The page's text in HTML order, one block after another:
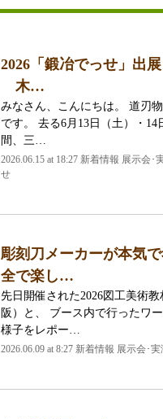
2026「鍛冶でっせ」出
木…
みなさん、こんにちは。 道刃
です。 去る6月13日（土）・14
間、三…
2026.06.15 at 18:27 新着情報 展示会･
せ
彫刻刀メーカーが本気
全で楽し…
先日開催された2026図工美術
阪）と、 ブース内で行ったワ
様子をレポー…
2026.06.09 at 8:27 新着情報 展示会･